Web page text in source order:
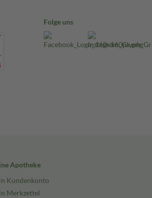
Folge uns
Apotheke
Kundenkonto
Merkzettel